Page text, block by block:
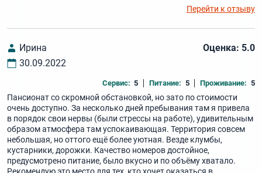
Перейти к отзыву
Ирина
30.09.2022
Оценка: 5.0
Сервис: 5 Питание: 5 Проживание: 5
Пансионат со скромной обстановкой, но зато по стоимости
очень доступно. За несколько дней пребывания там я привела
в порядок свои нервы (были стрессы на работе), удивительным
образом атмосфера там успокаивающая. Территория совсем
небольшая, но оттого ещё более уютная. Везде клумбы,
кустарники, дорожки. Качество номеров достойное,
предусмотрено питание, было вкусно и по объёму хватало.